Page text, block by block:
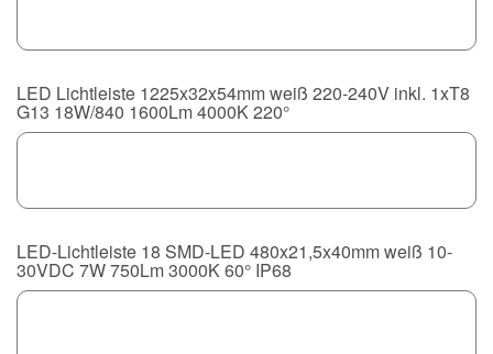
LED Lichtleiste 1225x32x54mm weiß 220-240V inkl. 1xT8
G13 18W/840 1600Lm 4000K 220°
LED-Lichtleiste 18 SMD-LED 480x21,5x40mm weiß 10-
30VDC 7W 750Lm 3000K 60° IP68